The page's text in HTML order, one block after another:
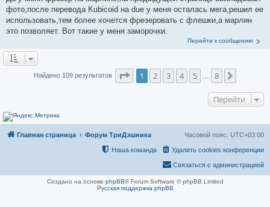
фото,после перевода Kubicoid на due у меня осталась мега,решил ее
использовать,тем более хочется фрезеровать с флешки,а марлин
это позволяет. Вот такие у меня заморочки.
Перейти к сообщению
Найдено 109 результатов Страница1 из
1 2 3 4 5 8
Перейти
Главная страница Форум ТриДэшника Часовой пояс: UTC+03:00
Удалить cookies конференции
Наша команда
Связаться с администрацией
Создано на основе phpBB® Forum Software © phpBB Limited
Русская поддержка phpBB